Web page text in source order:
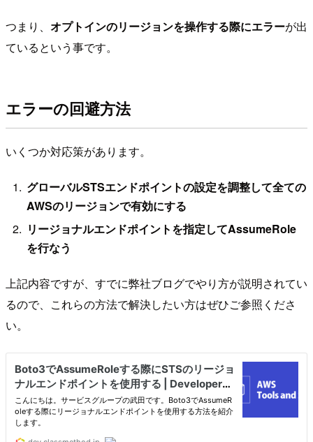
つまり、 オプトインのリージョンを操作する際にエラーが出
ているという事です。
エラーの回避方法
いくつか対応策があります。
グローバルSTSエンドポイントの設定を調整して全ての
AWSのリージョンで有効にする
リージョナルエンドポイントを指定してAssumeRole
を行なう
上記内容ですが、すでに弊社ブログでやり方が説明されてい
るので、これらの方法で解決したい方はぜひご参照くださ
い。